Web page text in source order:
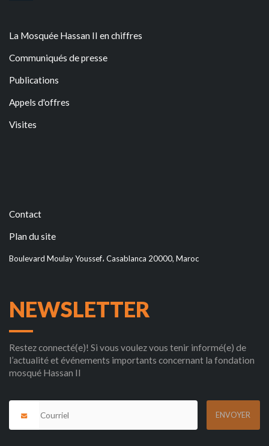
La Mosquée Hassan II en chiffres
Communiqués de presse
Publications
Appels d'offres
Visites
Contact
Plan du site
Boulevard Moulay Youssef، Casablanca 20000, Maroc
NEWSLETTER
Restez connecté(e)! Si vous voulez vous tenir informé(e) de
l’actualité et événements importants concernant la fondation
mosqué Hassan II